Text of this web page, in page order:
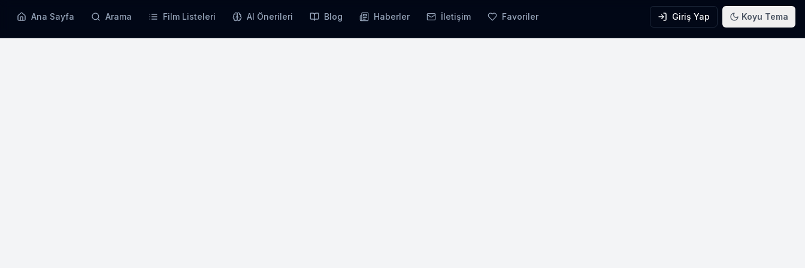
Ana Sayfa Arama Film Listeleri AI Önerileri Blog Haberler İletişim Favoriler Giriş Yap Koyu Tema